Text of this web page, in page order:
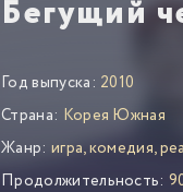
Бегущий
Год выпуска: 2010
Страна: Корея Южная
Жанр: игра, комедия,
Продолжительность: